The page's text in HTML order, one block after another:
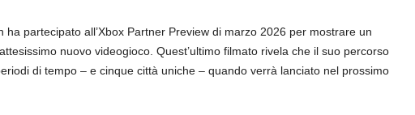
ha partecipato all’Xbox Partner Preview di marzo 2026 per mostrare un
nuovo videogioco. Quest’ultimo filmato rivela che il suo percorso
di tempo – e cinque città uniche – quando verrà lanciato nel prossimo